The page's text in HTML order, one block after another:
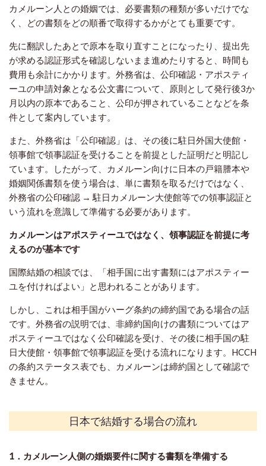
カメルーン人との婚姻では、必要書類の種類が多いだけでな
く、どの書類をどの順番で取得するかがとても重要です。
先に翻訳したあとで原本を取り直すことになったり、提出先
が求める認証形式を確認しないまま進めたりすると、時間も
費用も余計にかかります。外務省は、公印確認・アポスティ
ーユの申請対象となる公文書について、原則として発行後3か
月以内の原本であること、公印が押されていることなどを条
件として案内しています。
また、外務省は「公印確認」は、その後に駐日外国大使館・
領事館で領事認証を受けることを前提とした証明だと明記し
ています。したがって、カメルーン向けに日本の戸籍謄本や
婚姻関係書類を使う場合は、単に書類を取るだけではなく、
外務省の公印確認 → 駐日カメルーン大使館等での領事認証と
いう流れを意識して準備する必要があります。
カメルーンはアポスティーユではなく、領事認証を前提に考
えるのが基本です
国際結婚の相談では、「相手国に出す書類にはアポスティー
ユを付ければよい」と思われることがあります。
しかし、これは相手国がハーグ条約の締約国である場合の話
です。外務省の説明では、非締約国向けの書類についてはア
ポスティーユではなく公印確認を受け、その後に相手国の駐
日大使館・領事館で領事認証を受ける流れになります。HCCH
の条約ステータス表でも、カメルーンは締約国として確認で
きません。
日本で結婚する場合の流れ
1．カメルーン人側の婚姻要件に関する書類を準備する